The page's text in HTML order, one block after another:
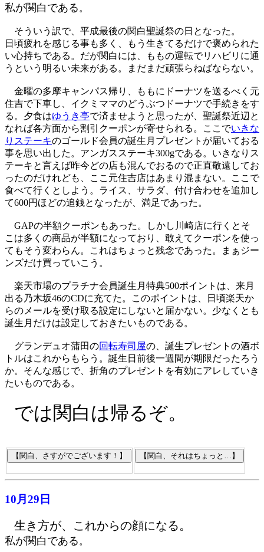
私が関白である 。
そういう訳で、平成最後の関白聖誕祭の日となった。
日頃疲れを感じる事も多く、もう生きてるだけで褒められた
い心持ちである。だが関白には、ももの運転でリハビリに通
うという明るい未来がある。まだまだ頑張らねばならない。
金曜の多摩キャンパス帰り、ももにドーナツを送るべく元
住吉で下車し、イクミママのどうぶつドーナツで手続きをす
る。夕食はゆうき亭で済ませようと思ったが、聖誕祭近辺と
なれば各方面から割引クーポンが寄せられる。ここでいきな
りステーキのゴールド会員の誕生月プレゼントが届いておる
事を思い出した。アンガスステーキ300gである。いきなりス
テーキと言えば昨今どの店も混んでおるので正直敬遠してお
ったのだけれども、ここ元住吉店はあまり混まない。ここで
食べて行くとしよう。ライス、サラダ、付け合わせを追加し
て600円ほどの追銭となったが、満足であった。
GAPの半額クーポンもあった。しかし川崎店に行くとそ
こは多くの商品が半額になっており、敢えてクーポンを使っ
てもそう変わらん。これはちょっと残念であった。まぁジー
ンズだけ買っていこう。
楽天市場のプラチナ会員誕生月特典500ポイントは、来月
出る乃木坂46のCDに充てた。このポイントは、日頃楽天か
らのメールを受け取る設定にしないと届かない。少なくとも
誕生月だけは設定しておきたいものである。
グランデュオ蒲田の回転寿司屋の、誕生プレゼントの酒ボ
トルはこれからもらう。誕生日前後一週間が期限だったろう
か。そんな感じで、折角のプレゼントを有効にアレしていき
たいものである。
では関白は帰るぞ。
10月29日
生き方が、これからの顔になる。
私が関白である 。